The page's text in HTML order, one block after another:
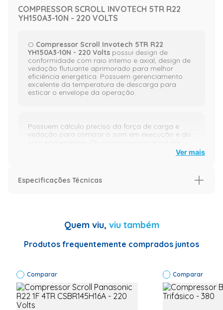
COMPRESSOR SCROLL INVOTECH 5TR R22
YH150A3-10N - 220 VOLTS
O Compressor Scroll Invotech 5TR R22
YH150A3-10N - 220 Volts possui design de
conformidade com raio interno e axial, design de
vedação flutuante aprimorado para melhor
eficiência energética. Possuem gerenciamento
excelente da temperatura de descarga para
esticar o envelope da operação.
Possuem cálculo preciso da força de carga e
vedação para otimizar o som em execução e do
eficiência. Modelo 10N não vem com capacitor
Ver mais
Especificações Técnicas
Informações Técnicas
Gás Refrigerante:
resfriamento (W)
18257 Potência de
entrada(W) (a) :
Fonte de energia:
Quem viu, viu também
Produtos frequentemente comprados juntos
Comparar Comparar